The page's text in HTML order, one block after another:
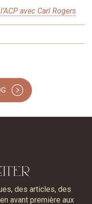
avec Carl Rogers
des articles, des
avant première aux